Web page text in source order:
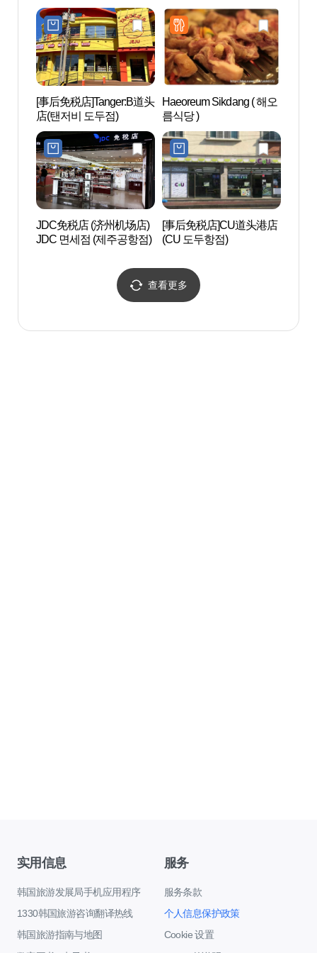
점)
[事后免税店]Tanger:B道头
店(탠저비 도두점)
Haeoreum Sikdang ( 해오
름식당 )
JDC免税店 (济州机场店)
JDC 면세점 (제주공항점)
[事后免税店]CU道头港店
(CU 도두항점)
查看更多
实用信息
韩国旅游发展局手机应用程序
1330韩国旅游咨询翻译热线
韩国旅游指南与地图
服务
服务条款
个人信息保护政策
Cookie 设置